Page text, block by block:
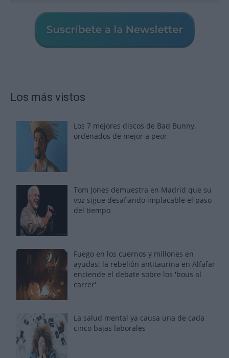
Los más vistos
Los 7 mejores discos de Bad Bunny,
ordenados de mejor a peor
Tom Jones demuestra en Madrid que su
voz sigue desafiando implacable el paso
del tiempo
Fuego en los cuernos y millones en
ayudas: la rebelión antitaurina en Alfafar
enciende el debate sobre los 'bous al
carrer'
La salud mental ya causa una de cada
cinco bajas laborales